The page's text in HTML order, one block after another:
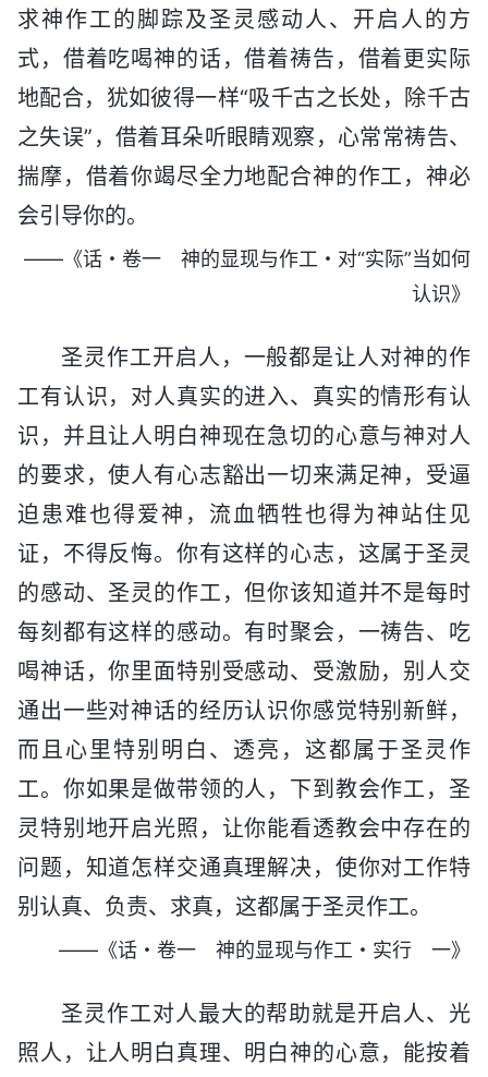
求神作工的脚踪及圣灵感动人、开启人的方
式，借着吃喝神的话，借着祷告，借着更实际
地配合，犹如彼得一样“吸千古之长处，除千古
之失误”，借着耳朵听眼睛观察，心常常祷告、
揣摩，借着你竭尽全力地配合神的作工，神必
会引导你的。
——《话・卷一 神的显现与作工・对“实际”当如何
认识》
圣灵作工开启人，一般都是让人对神的作
工有认识，对人真实的进入、真实的情形有认
识，并且让人明白神现在急切的心意与神对人
的要求，使人有心志豁出一切来满足神，受逼
迫患难也得爱神，流血牺牲也得为神站住见
证，不得反悔。你有这样的心志，这属于圣灵
的感动、圣灵的作工，但你该知道并不是每时
每刻都有这样的感动。有时聚会，一祷告、吃
喝神话，你里面特别受感动、受激励，别人交
通出一些对神话的经历认识你感觉特别新鲜，
而且心里特别明白、透亮，这都属于圣灵作
工。你如果是做带领的人，下到教会作工，圣
灵特别地开启光照，让你能看透教会中存在的
问题，知道怎样交通真理解决，使你对工作特
别认真、负责、求真，这都属于圣灵作工。
——《话・卷一 神的显现与作工・实行 一》
圣灵作工对人最大的帮助就是开启人、光
照人，让人明白真理、明白神的心意，能按着